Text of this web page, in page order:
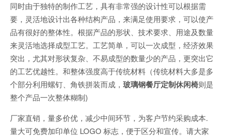
同时由于独特的制作工艺，具有非常强的设计性可以根据需
要，灵活地设计出各种结构产品，来满足使用要求，可以使产
品有很好的整体性。根据产品的形状、技术要求、用途及数量
来灵活地选择成型工艺。工艺简单，可以一次成型，经济效果
突出，尤其对形状复杂、不易成型的数量少的产品，更突出它
的工艺优越性。和整体强度高于传统材料（传统材料大多是多
个部分利用螺钉、角铁拼装而成， 玻璃钢餐厅定制休闲椅则是
整个产品一次整体糊制)
厂家直销，量多价优，减少中间环节，为客户节约采购成本.
量大可免费加印单位 LOGO 标志，便于区分和宣传。请大家